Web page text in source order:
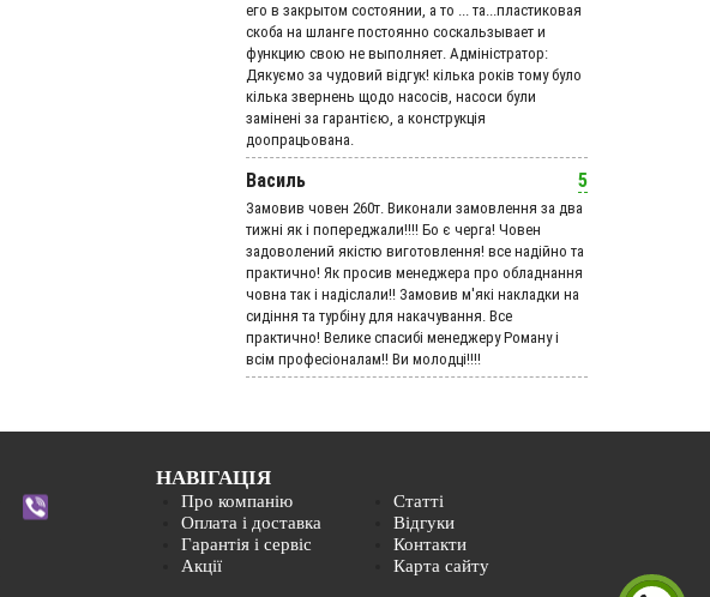
его в закрытом состоянии, а то ... та...пластиковая
скоба на шланге постоянно соскальзывает и
функцию свою не выполняет. Адмiнiстратор:
Дякуємо за чудовий вiдгук! кілька років тому було
кілька звернень щодо насосів, насоси були
замінені за гарантією, а конструкція
доопрацьована.
Василь 5
Замовив човен 260т. Виконали замовлення за два
тижні як і попереджали!!!! Бо є черга! Човен
задоволений якістю виготовлення! все надійно та
практично! Як просив менеджера про обладнання
човна так і надіслали!! Замовив м'які накладки на
сидіння та турбіну для накачування. Все
практично! Велике спасибі менеджеру Роману і
всім професіоналам!! Ви молодці!!!!
НАВІГАЦІЯ
Про компанію
Оплата і доставка
Гарантія і сервіс
Акції
Статті
Відгуки
Контакти
Карта сайту